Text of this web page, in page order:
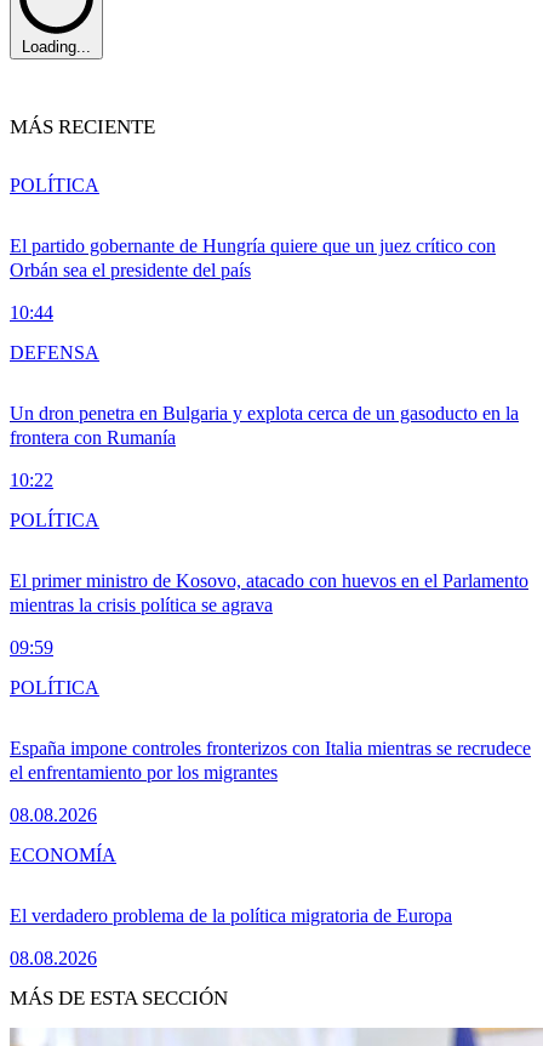
Loading...
MÁS RECIENTE
El partido gobernante de Hungría quiere que un juez crítico con
Orbán sea el presidente del país
10:44
POLÍTICA
Un dron penetra en Bulgaria y explota cerca de un gasoducto en la
frontera con Rumanía
10:22
DEFENSA
El primer ministro de Kosovo, atacado con huevos en el Parlamento
mientras la crisis política se agrava
09:59
POLÍTICA
España impone controles fronterizos con Italia mientras se recrudece
el enfrentamiento por los migrantes
08.08.2026
POLÍTICA
El verdadero problema de la política migratoria de Europa
08.08.2026
ECONOMÍA
MÁS DE ESTA SECCIÓN